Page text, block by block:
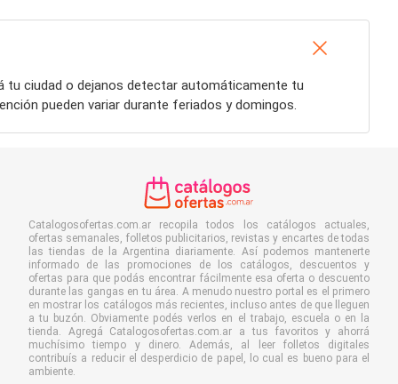
tu ciudad o dejanos detectar automáticamente tu
pueden variar durante feriados y domingos.
Catalogosofertas.com.ar recopila todos los catálogos actuales,
ofertas semanales, folletos publicitarios, revistas y encartes de todas
las tiendas de la Argentina diariamente. Así podemos mantenerte
informado de las promociones de los catálogos, descuentos y
ofertas para que podás encontrar fácilmente esa oferta o descuento
durante las gangas en tu área. A menudo nuestro portal es el primero
en mostrar los catálogos más recientes, incluso antes de que lleguen
a tu buzón. Obviamente podés verlos en el trabajo, escuela o en la
tienda. Agregá Catalogosofertas.com.ar a tus favoritos y ahorrá
muchísimo tiempo y dinero. Además, al leer folletos digitales
contribuís a reducir el desperdicio de papel, lo cual es bueno para el
ambiente.